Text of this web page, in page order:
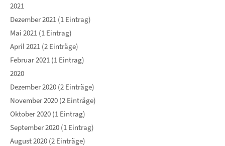
2021
Dezember 2021 (1 Eintrag)
Mai 2021 (1 Eintrag)
April 2021 (2 Einträge)
Februar 2021 (1 Eintrag)
2020
Dezember 2020 (2 Einträge)
November 2020 (2 Einträge)
Oktober 2020 (1 Eintrag)
September 2020 (1 Eintrag)
August 2020 (2 Einträge)